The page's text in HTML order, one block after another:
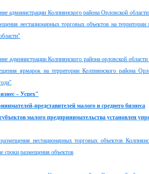
администрации Колпнянского района Орловской
нестационарных торговых объектов на
администрации Колпнянского района орловской
ярмарок на территории Колпнянского района
– Успех"
представителей малого и среднего бизнеса
малого предпринимательства установлен
нестационарных торговых объектов
сроки размещения объектов